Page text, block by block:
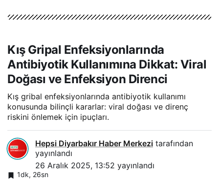
Kış Gripal Enfeksiyonlarında
Antibiyotik Kullanımına Dikkat: Viral
Doğası ve Enfeksiyon Direnci
Kış gribal enfeksiyonlarında antibiyotik kullanımı
konusunda bilinçli kararlar: viral doğası ve direnç
riskini önlemek için ipuçları.
Hepsi Diyarbakır Haber Merkezi tarafından
yayınlandı
26 Aralık 2025, 13:52 yayınlandı
1dk, 26sn